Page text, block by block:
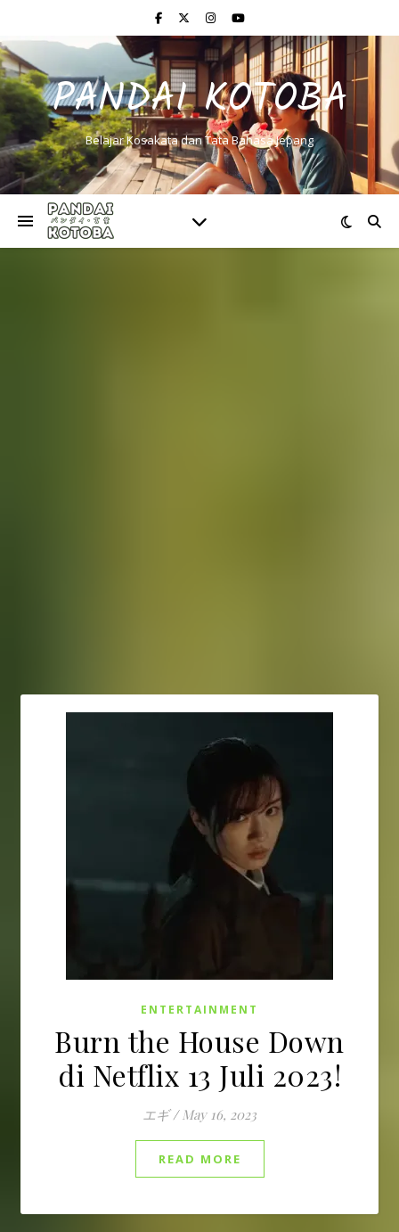
PANDAI KOTOBA
Belajar Kosakata dan Tata Bahasa Jepang
ENTERTAINMENT
Burn the House Down
di Netflix 13 Juli 2023!
エギ / May 16, 2023
READ MORE